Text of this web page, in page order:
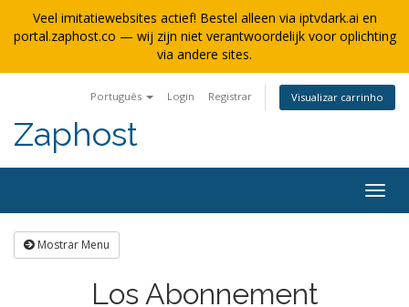
Veel imitatiewebsites actief! Bestel alleen via iptvdark.ai en
portal.zaphost.co — wij zijn niet verantwoordelijk voor oplichting
via andere sites.
Português Login Registrar Visualizar carrinho
Zaphost
Mostrar Menu
Los Abonnement